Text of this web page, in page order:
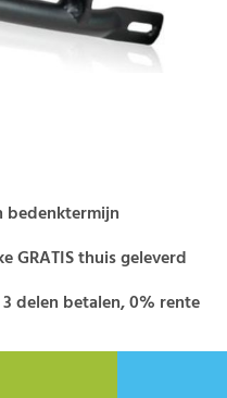
bedenktermijn
GRATIS thuis geleverd
3 delen betalen, 0% rente